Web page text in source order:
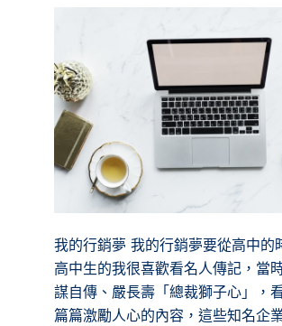
我的行銷夢 我的行銷夢要從高中的
高中生的我很喜歡看名人傳記，當
謀自傳、嚴長壽「總裁獅子心」，
篇篇激勵人心的內容，這些知名企